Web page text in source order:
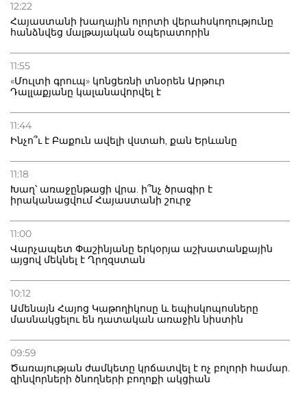
12:22
Հայաստանի խաղային ոլորտի վերահսկողությունը
հանձնվեց մալթայական օպերատորին
11:55
«Մուլտի գրուպ» կոնցեռնի տնօրեն Արթուր
Դալլաքյանը կալանավորվել է
11:44
Ինչո՞ւ է Բաքուն ավելի վստահ, քան Երևանը
11:18
Խաղ՝ առաջընթացի վրա. ի՞նչ ծրագիր է
իրականացվում Հայաստանի շուրջ
11:00
Վարչապետ Փաշինյանը երկօրյա աշխատանքային
այցով մեկնել է Ղրղզստան
10:12
Ամենայն Հայոց Կաթողիկոսը և եպիսկոպոսները
մասնակցելու են դատական առաջին նիստին
09:59
Ծառայության ժամկետը կրճատվել է ոչ բոլորի համար.
զինվորների ծնողների բողոքի ակցիան